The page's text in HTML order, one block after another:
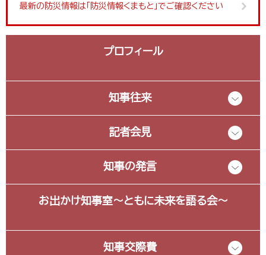
最新の防災情報は「防災情報くまもと」でご確認ください
プロフィール
知事往来
記者会見
知事の発言
お出かけ知事室～ともに未来を語る会～
知事交際費